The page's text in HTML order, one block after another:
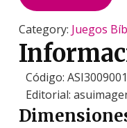
Category: Juegos
Código:
Editorial: